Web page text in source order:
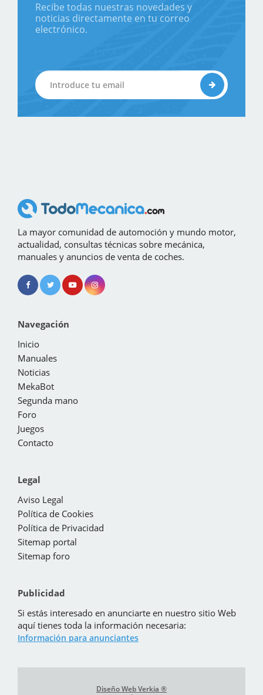
Recibe todas nuestras novedades y
noticias directamente en tu correo
electrónico.
La mayor comunidad de automoción y mundo motor,
actualidad, consultas técnicas sobre mecánica,
manuales y anuncios de venta de coches.
Navegación
Inicio
Manuales
Noticias
MekaBot
Segunda mano
Foro
Juegos
Contacto
Legal
Aviso Legal
Política de Cookies
Política de Privacidad
Sitemap portal
Sitemap foro
Publicidad
Si estás interesado en anunciarte en nuestro sitio Web
aquí tienes toda la información necesaria:
Información para anunciantes
Diseño Web Verkia ®